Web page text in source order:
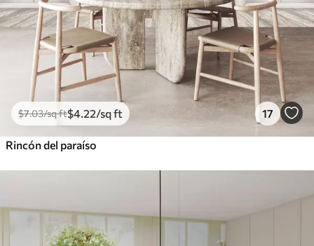
$7.03/sq ft$4 .22/sq ft 17
Rincón del paraíso